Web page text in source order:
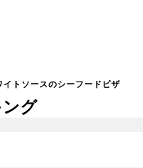
トソースのシーフードピザ
グ